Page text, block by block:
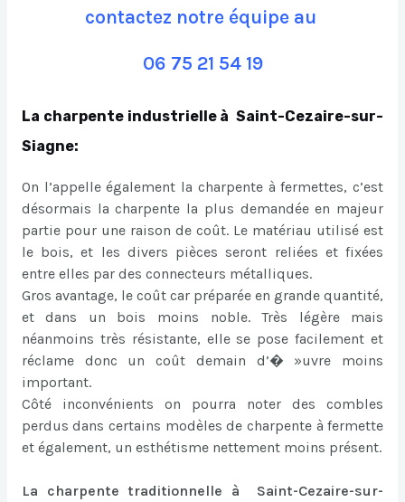
contactez notre équipe au
06 75 21 54 19
La charpente industrielle à Saint-Cezaire-sur-
Siagne:
On l’appelle également la charpente à fermettes, c’est
désormais la charpente la plus demandée en majeur
partie pour une raison de coût. Le matériau utilisé est
le bois, et les divers pièces seront reliées et fixées
entre elles par des connecteurs métalliques.
Gros avantage, le coût car préparée en grande quantité,
et dans un bois moins noble. Très légère mais
néanmoins très résistante, elle se pose facilement et
réclame donc un coût demain d’� »uvre moins
important.
Côté inconvénients on pourra noter des combles
perdus dans certains modèles de charpente à fermette
et également, un esthétisme nettement moins présent.
La charpente traditionnelle à Saint-Cezaire-sur-